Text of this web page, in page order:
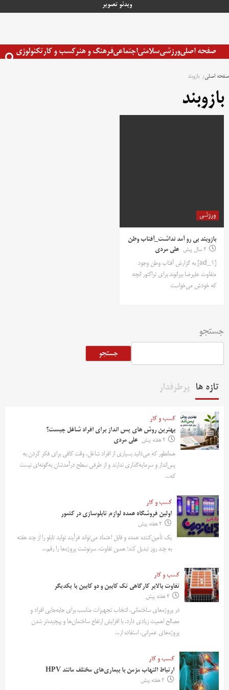
ویدئو تصویر
صفحه اصلیورزشیسلامتیاجتماعیفرهنگ و هنرکسب و کارتکنولوژی
صفحه اصلی بازوبند
بازوبند
ورزشی
بازوبند بی رو آمد نداشت_آفتاب وطن
2 سال پیش
علی مردی
[ad_1] به گزارش آفتاب وطن وجود
متفاوت علیرضا بیرانوند برای تراکتور انچه
که خودش می‌خواست
جستجو
جستجو
تازه ها پرطرفدار
کسب و کار
بهترین روش‌ های پس‌ انداز برای افراد شاغل چیست؟
2 هفته پیش
علی مردی
همانطور که می‌دانید بسیاری از افراد شاغل، وقت کافی برای فکر کردن به
پس‌انداز و سرمایه‌گذاری ندارند و از طرفی سطح درآمدشان به‌گونه‌ای نیست
که...
کسب و کار
اولین فروشگاه عمده لوازم تابلوسازی در کشور
2 هفته پیش
یک تأمین‌کننده عمده و قابل اعتماد می‌تواند فرآیند تولید تابلو را از چند هفته
به چند روز تبدیل کند؛ همین تفاوت، سرنوشت پروژه‌ها را رقم...
کسب و کار
تفاوت بالابر کارگاهی تک کابین و دو کابین با یکدیگر
2 هفته پیش
در پروژه‌های ساختمانی، انتخاب تجهیزات مناسب برای جابه‌جایی افراد و
مصالح اهمیت زیادی دارد. با افزایش ارتفاع ساختمان‌ها و پیچیده‌تر شدن
پروژه‌های عمرانی، استفاده از...
کسب و کار
ارتباط التهاب مزمن با بیماری‌های مختلف مانند HPV
2 هفته پیش